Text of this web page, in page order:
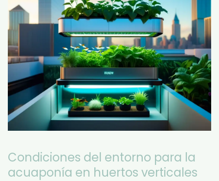
Condiciones del entorno para la
acuaponía en huertos verticales